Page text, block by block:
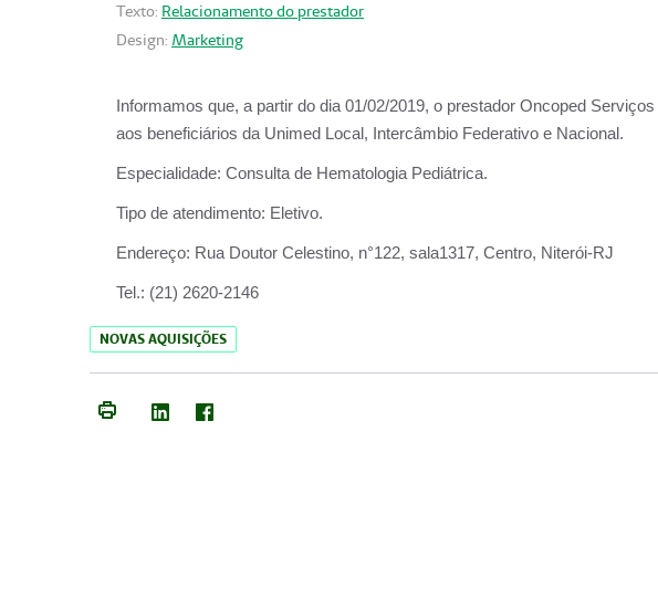
Texto: Relacionamento do prestador
Design: Marketing
Informamos que, a partir do dia 01/02/2019, o prestador Oncoped
aos beneficiários da Unimed Local, Intercâmbio Federativo e Nacional.
Especialidade: Consulta de Hematologia Pediátrica.
Tipo de atendimento: Eletivo.
Endereço: Rua Doutor Celestino, n°122, sala1317, Centro, Niterói-RJ
Tel.: (21) 2620-2146
NOVAS AQUISIÇÕES